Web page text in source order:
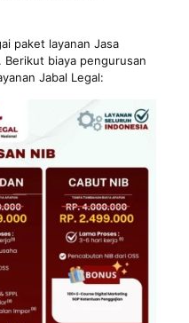
paket layanan Jasa
Berikut biaya pengurusan
Jabal Legal: